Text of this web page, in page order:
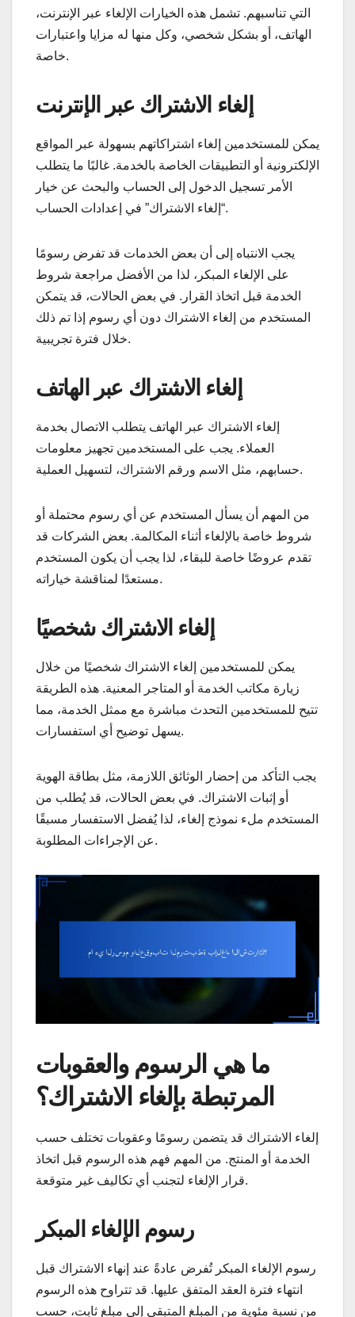
التي تناسبهم. تشمل هذه الخيارات الإلغاء عبر الإنترنت،
الهاتف، أو بشكل شخصي، وكل منها له مزايا واعتبارات
خاصة.
إلغاء الاشتراك عبر الإنترنت
يمكن للمستخدمين إلغاء اشتراكاتهم بسهولة عبر المواقع
الإلكترونية أو التطبيقات الخاصة بالخدمة. غالبًا ما يتطلب
الأمر تسجيل الدخول إلى الحساب والبحث عن خيار
“إلغاء الاشتراك” في إعدادات الحساب.
يجب الانتباه إلى أن بعض الخدمات قد تفرض رسومًا
على الإلغاء المبكر، لذا من الأفضل مراجعة شروط
الخدمة قبل اتخاذ القرار. في بعض الحالات، قد يتمكن
المستخدم من إلغاء الاشتراك دون أي رسوم إذا تم ذلك
خلال فترة تجريبية.
إلغاء الاشتراك عبر الهاتف
إلغاء الاشتراك عبر الهاتف يتطلب الاتصال بخدمة
العملاء. يجب على المستخدمين تجهيز معلومات
حسابهم، مثل الاسم ورقم الاشتراك، لتسهيل العملية.
من المهم أن يسأل المستخدم عن أي رسوم محتملة أو
شروط خاصة بالإلغاء أثناء المكالمة. بعض الشركات قد
تقدم عروضًا خاصة للبقاء، لذا يجب أن يكون المستخدم
مستعدًا لمناقشة خياراته.
إلغاء الاشتراك شخصيًا
يمكن للمستخدمين إلغاء الاشتراك شخصيًا من خلال
زيارة مكاتب الخدمة أو المتاجر المعنية. هذه الطريقة
تتيح للمستخدمين التحدث مباشرة مع ممثل الخدمة، مما
يسهل توضيح أي استفسارات.
يجب التأكد من إحضار الوثائق اللازمة، مثل بطاقة الهوية
أو إثبات الاشتراك. في بعض الحالات، قد يُطلب من
المستخدم ملء نموذج إلغاء، لذا يُفضل الاستفسار مسبقًا
عن الإجراءات المطلوبة.
ما هي الرسوم والعقوبات
المرتبطة بإلغاء الاشتراك؟
إلغاء الاشتراك قد يتضمن رسومًا وعقوبات تختلف حسب
الخدمة أو المنتج. من المهم فهم هذه الرسوم قبل اتخاذ
قرار الإلغاء لتجنب أي تكاليف غير متوقعة.
رسوم الإلغاء المبكر
رسوم الإلغاء المبكر تُفرض عادةً عند إنهاء الاشتراك قبل
انتهاء فترة العقد المتفق عليها. قد تتراوح هذه الرسوم
من نسبة مئوية من المبلغ المتبقي إلى مبلغ ثابت، حسب